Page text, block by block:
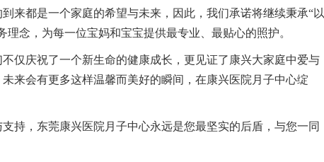
来都是一个家庭的希望与未来，因此，我们承诺将继续秉承“以
理念，为每一位宝妈和宝宝提供最专业、最贴心的照护。
仅庆祝了一个新生命的健康成长，更见证了康兴大家庭中爱与
来会有更多这样温馨而美好的瞬间，在康兴医院月子中心绽
持，东莞康兴医院月子中心永远是您最坚实的后盾，与您一同